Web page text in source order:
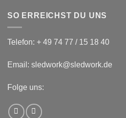
SO ERREICHST DU UNS
Telefon: + 49 74 77 / 15 18 40
Email: sledwork@sledwork.de
Folge uns: